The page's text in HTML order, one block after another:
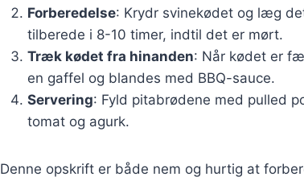
Forberedelse: Krydr svinekødet og læg
tilberede i 8-10 timer, indtil det er mørt.
Træk kødet fra hinanden: Når kødet er
en gaffel og blandes med BBQ-sauce.
Servering: Fyld pitabrødene med pulled
tomat og agurk.
Denne opskrift er både nem og hurtig at